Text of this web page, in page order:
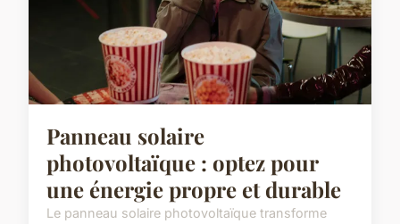
Panneau solaire
photovoltaïque : optez pour
une énergie propre et durable
Le panneau solaire photovoltaïque transforme